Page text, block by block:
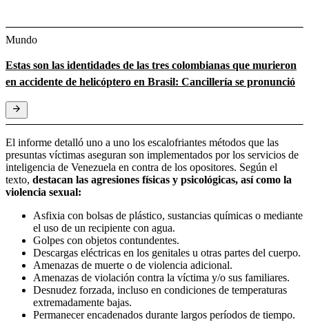
Mundo
Estas son las identidades de las tres colombianas que murieron
en accidente de helicóptero en Brasil: Cancillería se pronunció
El informe detalló uno a uno los escalofriantes métodos que las
presuntas víctimas aseguran son implementados por los servicios de
inteligencia de Venezuela en contra de los opositores. Según el
texto, destacan las agresiones físicas y psicológicas, así como la
violencia sexual:
Asfixia con bolsas de plástico, sustancias químicas o mediante
el uso de un recipiente con agua.
Golpes con objetos contundentes.
Descargas eléctricas en los genitales u otras partes del cuerpo.
Amenazas de muerte o de violencia adicional.
Amenazas de violación contra la víctima y/o sus familiares.
Desnudez forzada, incluso en condiciones de temperaturas
extremadamente bajas.
Permanecer encadenados durante largos períodos de tiempo.